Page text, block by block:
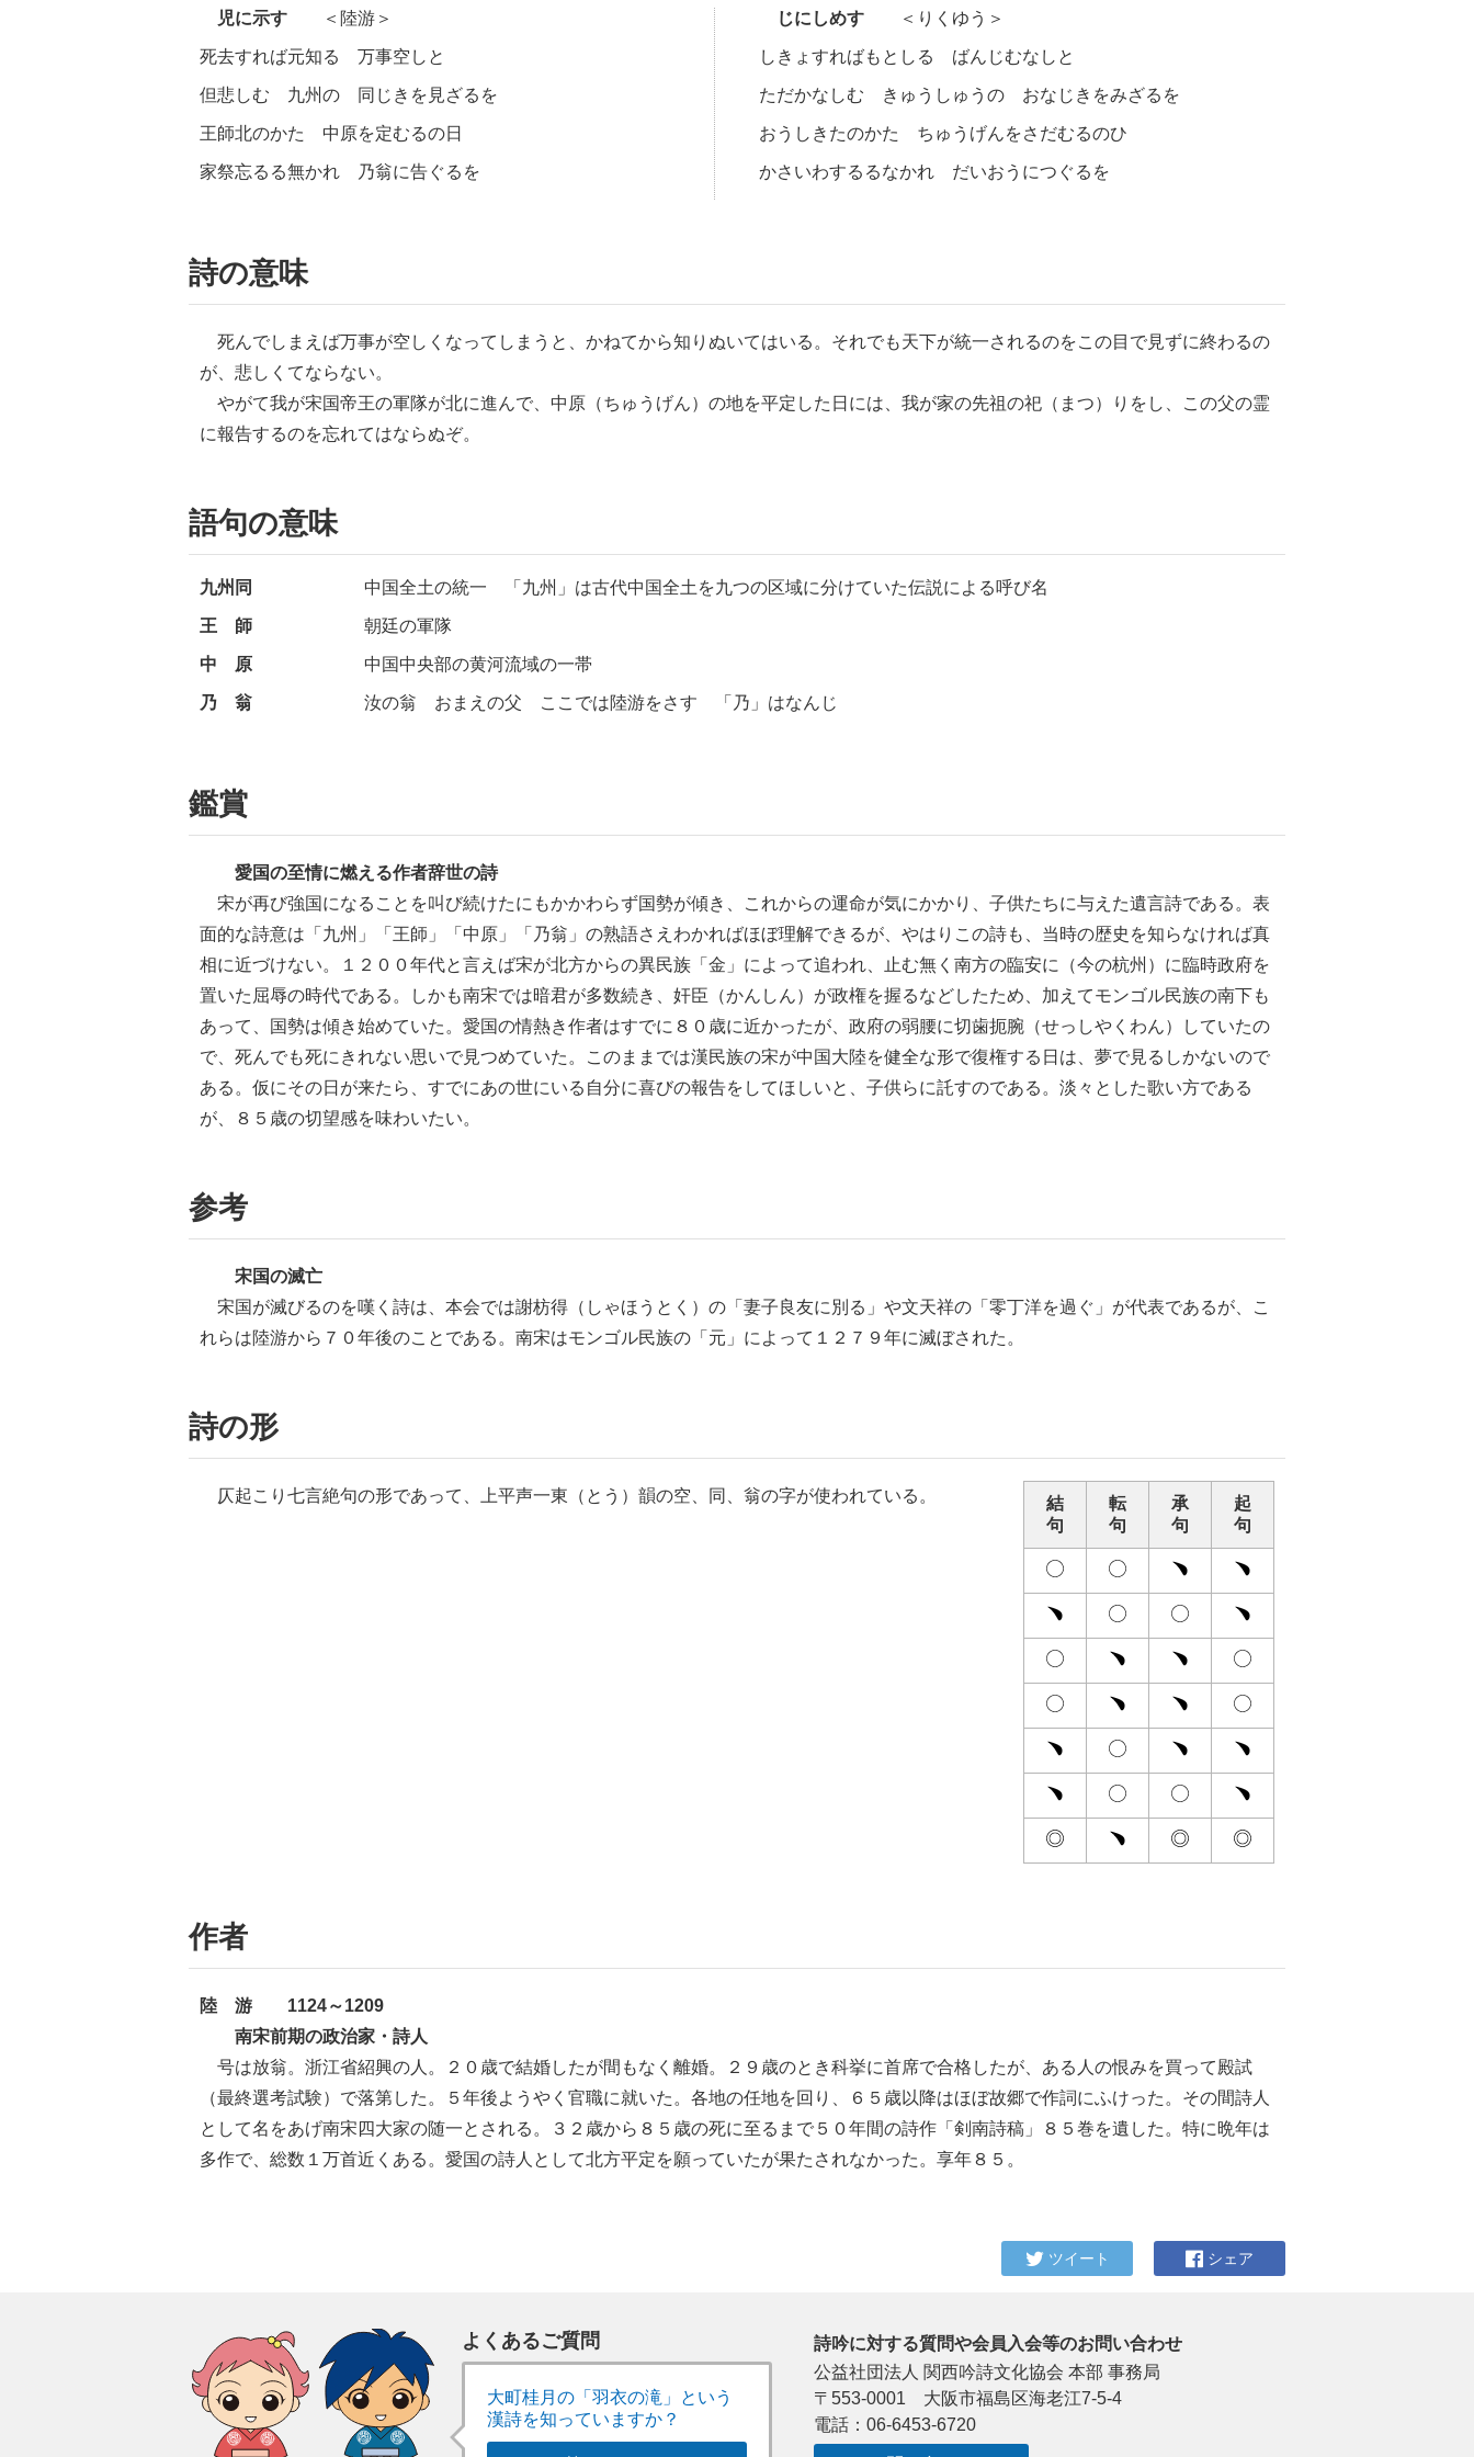
児に示す ＜陸游＞
死去すれば元知る 万事空しと
但悲しむ 九州の 同じきを見ざるを
王師北のかた 中原を定むるの日
家祭忘るる無かれ 乃翁に告ぐるを
じにしめす＜りくゆう＞
しきょすればもとしる ばんじむなしと
ただかなしむ きゅうしゅうの おなじきをみざるを
おうしきたのかた ちゅうげんをさだむるのひ
かさいわするるなかれ だいおうにつぐるを
詩の意味
死んでしまえば万事が空しくなってしまうと、かねてから知りぬいてはいる。それでも天下が統一されるのをこの目で見ずに終わるの
が、悲しくてならない。
やがて我が宋国帝王の軍隊が北に進んで、中原（ちゅうげん）の地を平定した日には、我が家の先祖の祀（まつ）りをし、この父の霊
に報告するのを忘れてはならぬぞ。
語句の意味
九州同 中国全土の統一 「九州」は古代中国全土を九つの区域に分けていた伝説による呼び名
王 師 朝廷の軍隊
中 原 中国中央部の黄河流域の一帯
乃 翁 汝の翁 おまえの父 ここでは陸游をさす 「乃」はなんじ
鑑賞
愛国の至情に燃える作者辞世の詩
宋が再び強国になることを叫び続けたにもかかわらず国勢が傾き、これからの運命が気にかかり、子供たちに与えた遺言詩である。表
面的な詩意は「九州」「王師」「中原」「乃翁」の熟語さえわかればほぼ理解できるが、やはりこの詩も、当時の歴史を知らなければ真
相に近づけない。１２００年代と言えば宋が北方からの異民族「金」によって追われ、止む無く南方の臨安に（今の杭州）に臨時政府を
置いた屈辱の時代である。しかも南宋では暗君が多数続き、奸臣（かんしん）が政権を握るなどしたため、加えてモンゴル民族の南下も
あって、国勢は傾き始めていた。愛国の情熱き作者はすでに８０歳に近かったが、政府の弱腰に切歯扼腕（せっしやくわん）していたの
で、死んでも死にきれない思いで見つめていた。このままでは漢民族の宋が中国大陸を健全な形で復権する日は、夢で見るしかないので
ある。仮にその日が来たら、すでにあの世にいる自分に喜びの報告をしてほしいと、子供らに託すのである。淡々とした歌い方である
が、８５歳の切望感を味わいたい。
参考
宋国の滅亡
宋国が滅びるのを嘆く詩は、本会では謝枋得（しゃほうとく）の「妻子良友に別る」や文天祥の「零丁洋を過ぐ」が代表であるが、こ
れらは陸游から７０年後のことである。南宋はモンゴル民族の「元」によって１２７９年に滅ぼされた。
詩の形
仄起こり七言絶句の形であって、上平声一東（とう）韻の空、同、翁の字が使われている。
結
句
転
句
承
句
起
句
作者
陸 游 1124～1209
南宋前期の政治家・詩人
号は放翁。浙江省紹興の人。２０歳で結婚したが間もなく離婚。２９歳のとき科挙に首席で合格したが、ある人の恨みを買って殿試
（最終選考試験）で落第した。５年後ようやく官職に就いた。各地の任地を回り、６５歳以降はほぼ故郷で作詞にふけった。その間詩人
として名をあげ南宋四大家の随一とされる。３２歳から８５歳の死に至るまで５０年間の詩作「剣南詩稿」８５巻を遺した。特に晩年は
多作で、総数１万首近くある。愛国の詩人として北方平定を願っていたが果たされなかった。享年８５。
ツイート シェア
よくあるご質問
大町桂月の「羽衣の滝」という
漢詩を知っていますか？
詩吟に対する質問や会員入会等のお問い合わせ
公益社団法人 関西吟詩文化協会 本部 事務局
〒553-0001 大阪市福島区海老江7-5-4
電話：06-6453-6720